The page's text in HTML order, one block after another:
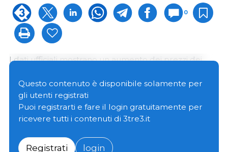
0
I dati ufficiali mostrano un aumento dei prezzi dei
suina. A luglio, l'indice dei prezzi al consumo cinese è
aumentato del 2,7% su base annua con i prezzi dei
prodotti alimentari in aumento del 6,3% su base
annua e la carne suina in aumento del 20,2% rispetto
Questo contenuto è disponibile solamente per
gli utenti registrati
Puoi registrarti e fare il login gratuitamente per
ricevere tutti i contenuti di 3tre3.it
Registrati login